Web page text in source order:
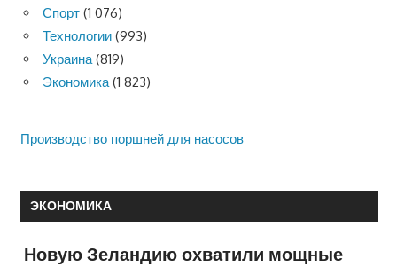
Спорт (1 076)
Технологии (993)
Украина(819)
Экономика(1 823)
Производство поршней для насосов
ЭКОНОМИКА
Новую Зеландию охватили мощные